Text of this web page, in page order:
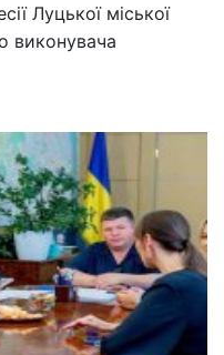
Луцької міської
виконувача